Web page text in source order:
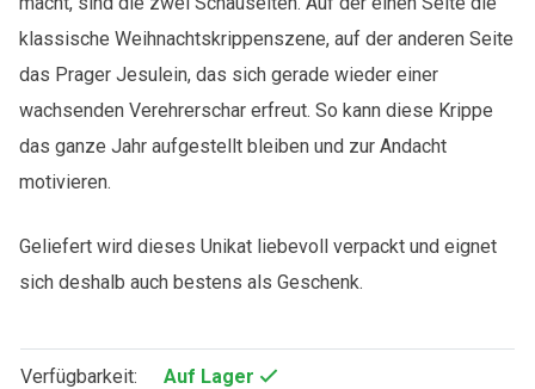
klassische Weihnachtskrippenszene, auf der anderen Seite
das Prager Jesulein, das sich gerade wieder einer
wachsenden Verehrerschar erfreut. So kann diese Krippe
das ganze Jahr aufgestellt bleiben und zur Andacht
motivieren.
Geliefert wird dieses Unikat liebevoll verpackt und eignet
sich deshalb auch bestens als Geschenk.
Verfügbarkeit: Auf Lager